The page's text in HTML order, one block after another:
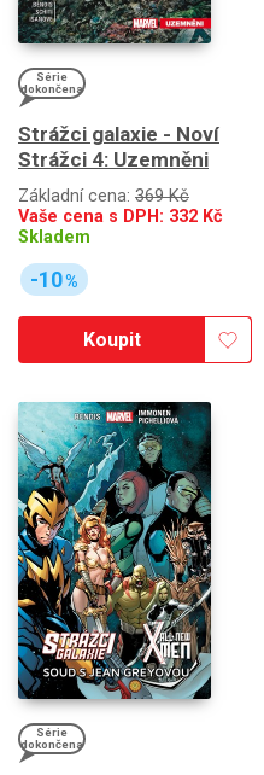
Série
dokončena
Strážci galaxie - Noví
Strážci 4: Uzemněni
Základní cena: 369 Kč
Vaše cena s DPH: 332 Kč
Skladem
-10%
Koupit
Série
dokončena